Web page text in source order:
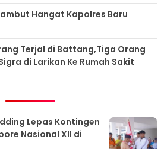
Hangat Kapolres Baru
Terjal di Battang,Tiga Orang
di Larikan Ke Rumah Sakit
Lepas Kontingen
Nasional XII di